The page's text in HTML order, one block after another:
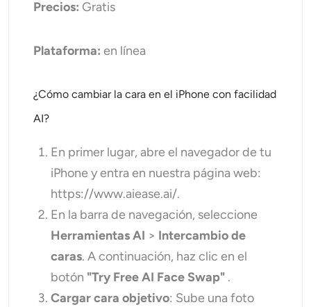
Precios: Gratis
Plataforma: en línea
¿Cómo cambiar la cara en el iPhone con facilidad
AI?
En primer lugar, abre el navegador de tu
iPhone y entra en nuestra página web:
https://www.aiease.ai/.
En la barra de navegación, seleccione
Herramientas AI > Intercambio de
caras. A continuación, haz clic en el
botón "Try Free AI Face Swap" .
Cargar cara objetivo: Sube una foto